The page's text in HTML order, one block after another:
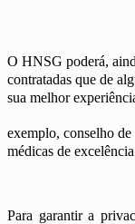
O HNSG poderá,
contratadas que de
sua melhor
exemplo, conselho
médicas de
Para garantir a